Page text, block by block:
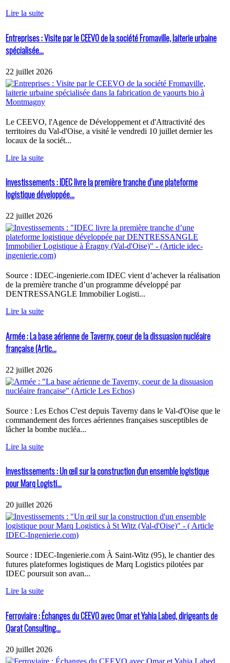
Lire la suite
Entreprises : Visite par le CEEVO de la société Fromaville, laiterie urbaine
spécialisée...
22 juillet 2026
Le CEEVO, l'Agence de Développement et d'Attractivité des
territoires du Val-d'Oise, a visité le vendredi 10 juillet dernier les
locaux de la sociét...
Lire la suite
Investissements : IDEC livre la première tranche d’une plateforme
logistique développée...
22 juillet 2026
Source : IDEC-ingenierie.com IDEC vient d’achever la réalisation
de la première tranche d’un programme développé par
DENTRESSANGLE Immobilier Logisti...
Lire la suite
Armée : La base aérienne de Taverny, coeur de la dissuasion nucléaire
française (Artic...
22 juillet 2026
Source : Les Echos C'est depuis Taverny dans le Val-d'Oise que le
commandement des forces aériennes françaises susceptibles de
lâcher la bombe nucléa...
Lire la suite
Investissements : Un œil sur la construction d'un ensemble logistique
pour Marq Logisti...
20 juillet 2026
Source : IDEC-Ingenierie.com À Saint-Witz (95), le chantier des
futures plateformes logistiques de Marq Logistics pilotées par
IDEC poursuit son avan...
Lire la suite
Ferroviaire : Échanges du CEEVO avec Omar et Yahia Labed, dirigeants de
Qarat Consulting...
20 juillet 2026